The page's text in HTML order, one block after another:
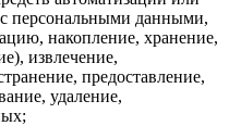
с персональными данными,
накопление, хранение,
извлечение,
предоставление,
удаление,